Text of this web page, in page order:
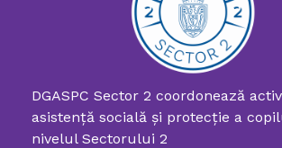
Directia Generala de Asistenta Sociala si Protectia Copilului Sector 2
DGASPC Sector 2 coordonează
asistenţă socială şi protecţie a
nivelul Sectorului 2